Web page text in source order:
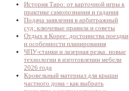
История Таро: от карточной игры к
практике самопознания и гадания
Подача заявления в арбитражный
суд: ключевые правила и советы
Отдых в Корее: достоинства поездки
и особенности планирования
ЧПУ-станки и лазерная резка: новые
технологии в изготовлении мебели
2026 года
Кровельный материал для крыши
частного дома - как выбрать